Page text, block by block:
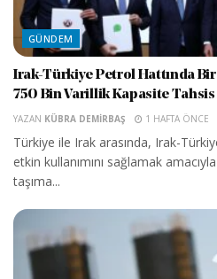
GÜNDEM
Irak-Türkiye Petrol Hattında Bir
750 Bin Varillik Kapasite
YAZAN KÜBRA DEMIRBAŞ 1 HAFTA ÖNCE
Türkiye ile Irak arasında, Irak-
etkin kullanımını sağlamak
taşıma...